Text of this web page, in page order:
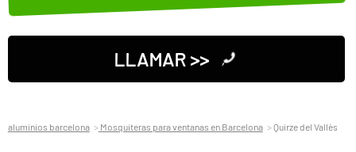
LLAMAR >>
aluminios barcelona Mosquiteras para ventanas en Barcelona Quirze del Vallès